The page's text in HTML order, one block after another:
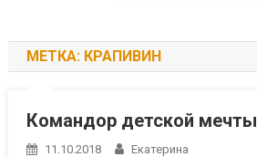
МЕТКА: КРАПИВИН
Командор детской мечты
11.10.2018 Екатерина